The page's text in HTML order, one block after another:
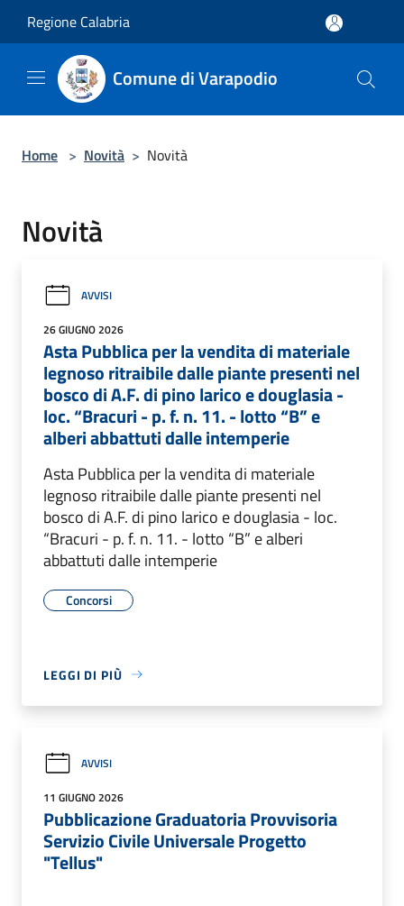
Regione Calabria
Comune di Varapodio
Home > Novità > Novità
Novità
AVVISI
26 GIUGNO 2026
Asta Pubblica per la vendita di materiale
legnoso ritraibile dalle piante presenti nel
bosco di A.F. di pino larico e douglasia -
loc. “Bracuri - p. f. n. 11. - lotto “B” e
alberi abbattuti dalle intemperie
Asta Pubblica per la vendita di materiale
legnoso ritraibile dalle piante presenti nel
bosco di A.F. di pino larico e douglasia - loc.
“Bracuri - p. f. n. 11. - lotto “B” e alberi
abbattuti dalle intemperie
Concorsi
LEGGI DI PIÙ
AVVISI
11 GIUGNO 2026
Pubblicazione Graduatoria Provvisoria
Servizio Civile Universale Progetto
"Tellus"